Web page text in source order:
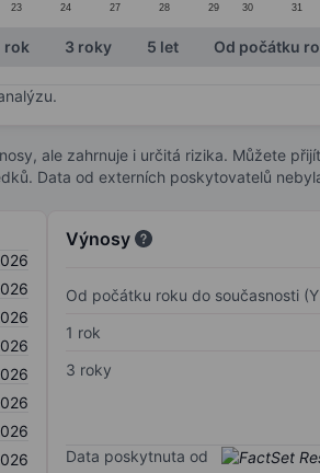
23 24 27 28 29 30 31
rok 3 roky 5 let Od počátku
ale zahrnuje i určitá rizika. Můžete
Data od externích poskytovatelů
Výnosy
Od počátku roku do současnosti
1 rok
3 roky
Data poskytnuta od